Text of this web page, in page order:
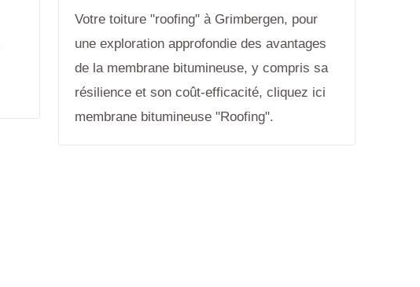
Votre toiture "roofing" à Grimbergen, pour
une exploration approfondie des avantages
de la membrane bitumineuse, y compris sa
résilience et son coût-efficacité, cliquez ici
membrane bitumineuse "Roofing".